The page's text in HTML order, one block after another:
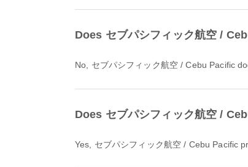
Does セブパシフィック航空 /
No, セブパシフィック航空 / Cebu Pacific
Does セブパシフィック航空 /
Yes, セブパシフィック航空 / Cebu